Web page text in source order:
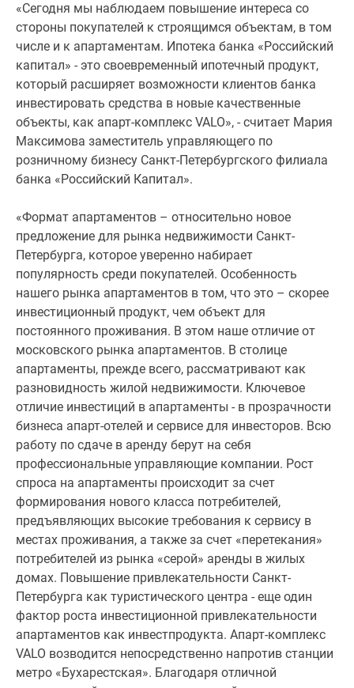
комнатные
Военная
ипотека
Покупателю
Новостройки
Санкт-
Петербурга
Видеообзор
новостроек
ипотека
Аналитика
рынка
Панорамы
новостроек
комнатные
Субсидированная
застройщиком
Мнение
эксперта
Студии
Ипотечный
калькулятор
Новости
недвижимости
Новостройки
Ленинградской
области
ИТ-
ипотека
Квартиры
скидками
«Сегодня мы наблюдаем повышение интереса со
стороны покупателей к строящимся объектам, в том
числе и к апартаментам. Ипотека банка «Российский
капитал» - это своевременный ипотечный продукт,
который расширяет возможности клиентов банка
инвестировать средства в новые качественные
объекты, как апарт-комплекс VALO», - считает Мария
Максимова заместитель управляющего по
розничному бизнесу Санкт-Петербургского филиала
банка «Российский Капитал».
«Формат апартаментов – относительно новое
предложение для рынка недвижимости Санкт-
Петербурга, которое уверенно набирает
популярность среди покупателей. Особенность
нашего рынка апартаментов в том, что это – скорее
инвестиционный продукт, чем объект для
постоянного проживания. В этом наше отличие от
московского рынка апартаментов. В столице
апартаменты, прежде всего, рассматривают как
разновидность жилой недвижимости. Ключевое
отличие инвестиций в апартаменты - в прозрачности
бизнеса апарт-отелей и сервисе для инвесторов. Всю
работу по сдаче в аренду берут на себя
профессиональные управляющие компании. Рост
спроса на апартаменты происходит за счет
формирования нового класса потребителей,
предъявляющих высокие требования к сервису в
местах проживания, а также за счет «перетекания»
потребителей из рынка «серой» аренды в жилых
домах. Повышение привлекательности Санкт-
Петербурга как туристического центра - еще один
фактор роста инвестиционной привлекательности
апартаментов как инвестпродукта. Апарт-комплекс
VALO возводится непосредственно напротив станции
метро «Бухарестская». Благодаря отличной